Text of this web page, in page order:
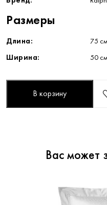
Размеры
Длина: 75 см
Ширина: 50 см
В корзину
Вас может